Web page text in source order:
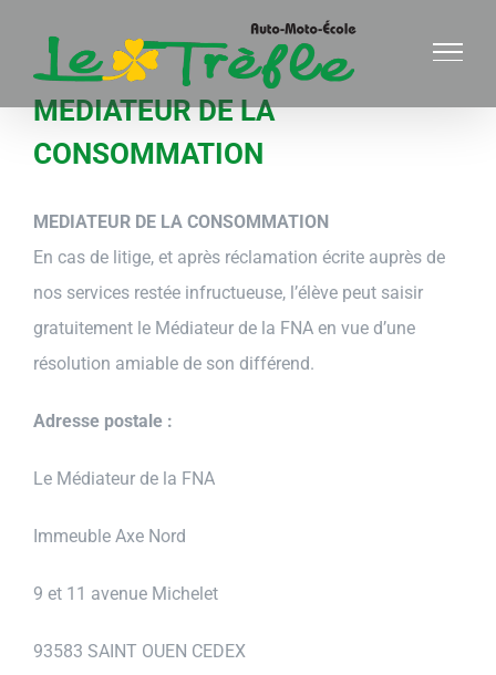
contenu
MEDIATEUR DE LA
CONSOMMATION
MEDIATEUR DE LA CONSOMMATION
En cas de litige, et après réclamation écrite auprès de
nos services restée infructueuse, l’élève peut saisir
gratuitement le Médiateur de la FNA en vue d’une
résolution amiable de son différend.
Adresse postale :
Le Médiateur de la FNA
Immeuble Axe Nord
9 et 11 avenue Michelet
93583 SAINT OUEN CEDEX